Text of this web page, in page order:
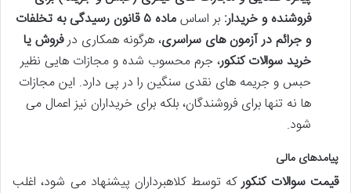
فروشنده و خریدار: بر اساس
ماده ۵ قانون رسیدگی به تخلفات
و جرائم در آزمون های سراسری، هرگونه همکاری درفروش یا
خرید سوالات کنکور، جرم محسوب شده و مجازات هایی نظیر
حبس و جریمه های نقدی سنگین را در پی دارد. این مجازات
ها نه تنها برای فروشندگان، بلکه برای خریداران نیز اعمال می
شود.
پیامدهای مالی
قیمت سوالات کنکورکه توسط کلاهبرداران پیشنهاد می شود، اغلب